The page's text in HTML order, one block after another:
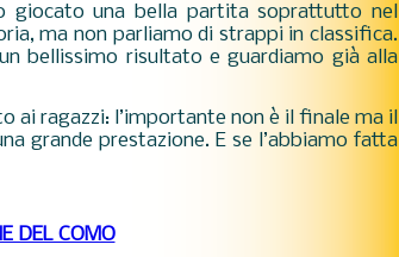
giocato una bella partita soprattutto nel
ma non parliamo di strappi in classifica.
bellissimo risultato e guardiamo già alla
ai ragazzi: l’importante non è il finale ma il
grande prestazione. E se l’abbiamo fatta
DEL COMO